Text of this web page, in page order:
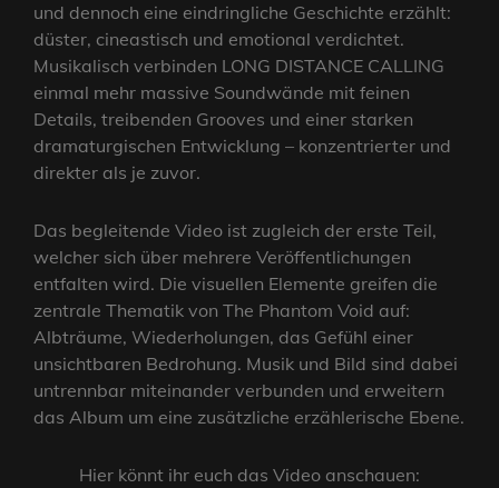
und dennoch eine eindringliche Geschichte erzählt:
düster, cineastisch und emotional verdichtet.
Musikalisch verbinden LONG DISTANCE CALLING
einmal mehr massive Soundwände mit feinen
Details, treibenden Grooves und einer starken
dramaturgischen Entwicklung – konzentrierter und
direkter als je zuvor.
Das begleitende Video ist zugleich der erste Teil,
welcher sich über mehrere Veröffentlichungen
entfalten wird. Die visuellen Elemente greifen die
zentrale Thematik von The Phantom Void auf:
Albträume, Wiederholungen, das Gefühl einer
unsichtbaren Bedrohung. Musik und Bild sind dabei
untrennbar miteinander verbunden und erweitern
das Album um eine zusätzliche erzählerische Ebene.
Hier könnt ihr euch das Video anschauen: